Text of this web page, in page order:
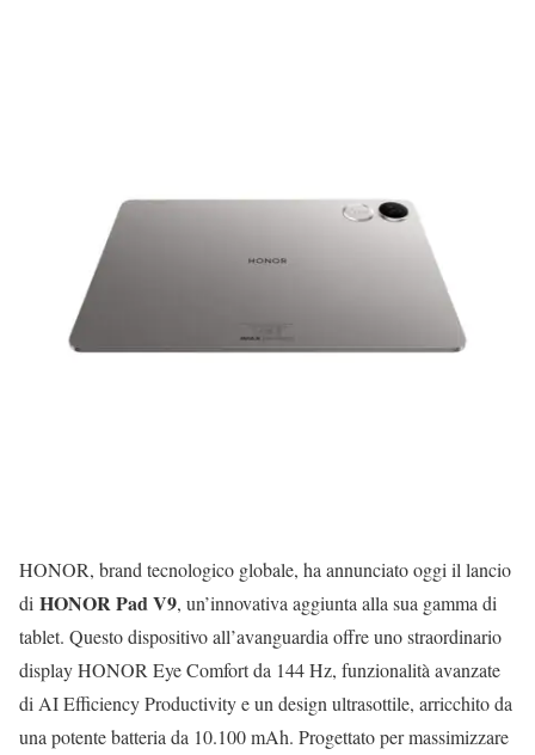
HONOR, brand tecnologico globale, ha annunciato oggi il lancio
di HONOR Pad V9, un’innovativa aggiunta alla sua gamma di
tablet. Questo dispositivo all’avanguardia offre uno straordinario
display HONOR Eye Comfort da 144 Hz, funzionalità avanzate
di AI Efficiency Productivity e un design ultrasottile, arricchito da
una potente batteria da 10.100 mAh. Progettato per massimizzare